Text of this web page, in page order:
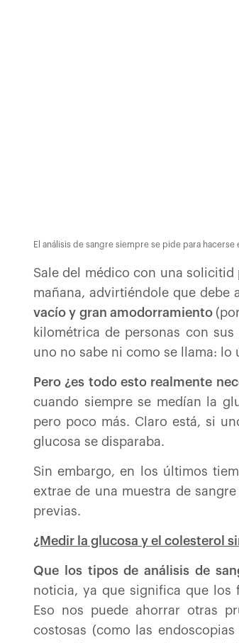
El análisis de sangre siempre se pide para hacerse
Sale del médico con una
mañana, advirtiéndole que debe
vacío y gran amodorramiento
kilométrica de personas con
uno no sabe ni como se llama: lo
Pero ¿es todo esto realmente
cuando siempre se medían la
pero poco más. Claro está, si
glucosa se disparaba.
Sin embargo, en los últimos
extrae de una muestra de
previas.
¿Medir la glucosa y el colesterol
Que los tipos de análisis de
noticia, ya que significa que los
Eso nos puede ahorrar otras
costosas (como las